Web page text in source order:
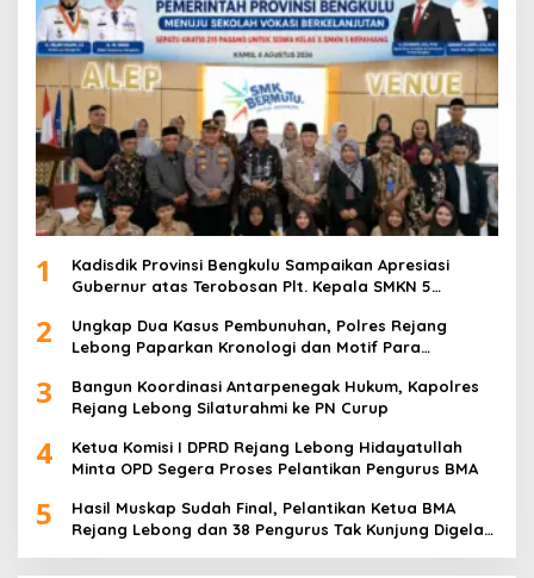
1
Kadisdik Provinsi Bengkulu Sampaikan Apresiasi
Gubernur atas Terobosan Plt. Kepala SMKN 5
2
Ungkap Dua Kasus Pembunuhan, Polres Rejang
Lebong Paparkan Kronologi dan Motif Para
3
Bangun Koordinasi Antarpenegak Hukum, Kapolres
Rejang Lebong Silaturahmi ke PN Curup
4
Ketua Komisi I DPRD Rejang Lebong Hidayatullah
Minta OPD Segera Proses Pelantikan Pengurus BMA
5
Hasil Muskap Sudah Final, Pelantikan Ketua BMA
Rejang Lebong dan 38 Pengurus Tak Kunjung Digelar,